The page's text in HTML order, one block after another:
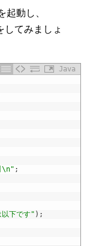
起動し、
してみましょ
Java
;
以下です" ) ;